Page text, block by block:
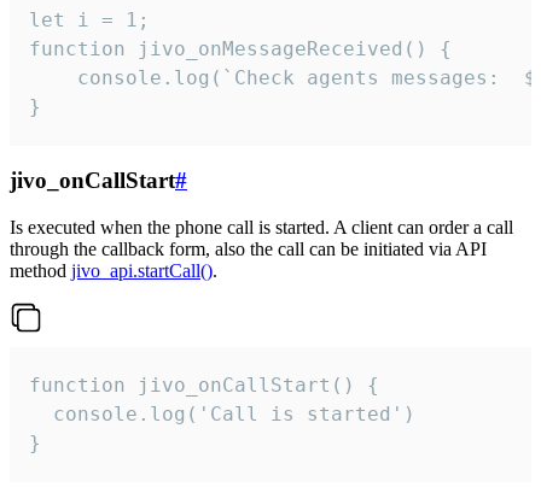
let i = 1;
function jivo_onMessageReceived() {
}
jivo_onCallStart#
Is executed when the phone call is started. A client can order a call
through the callback form, also the call can be initiated via API
method jivo_api.startCall().
function jivo_onCallStart() {
  console.log('Call is started')
}